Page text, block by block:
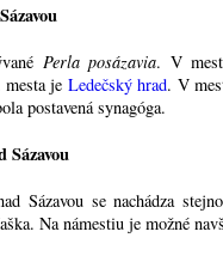
Perla posázavia. V
je Ledečský hrad. V
postavená synagóga.
Sázavou
Sázavou se nachádza
Na námestiu je možné